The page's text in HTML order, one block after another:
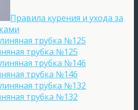
Правила курения и ухода за
трубка №125
трубка №146
трубка №132